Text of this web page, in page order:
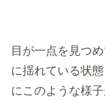
目が一点を見つ
に揺れている状
にこのような様